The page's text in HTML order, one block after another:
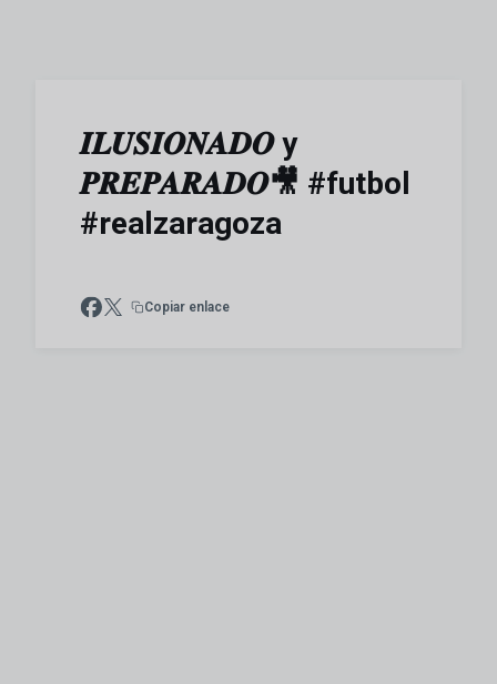
𝑰𝑳𝑼𝑺𝑰𝑶𝑵𝑨𝑫𝑶 y
𝑷𝑹𝑬𝑷𝑨𝑹𝑨𝑫𝑶🎥 #futbol
#realzaragoza
Copiar enlace